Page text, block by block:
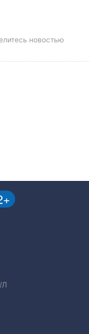
новостью
Л